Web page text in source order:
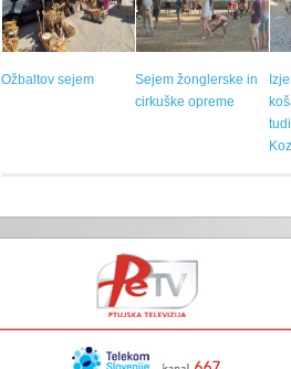
Ožbaltov sejem
Sejem žonglerske in
cirkuške opreme